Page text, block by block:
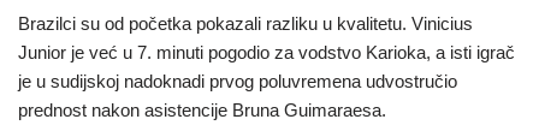
Brazilci su od početka pokazali razliku u kvalitetu. Vinicius
Junior je već u 7. minuti pogodio za vodstvo Karioka, a isti igrač
je u sudijskoj nadoknadi prvog poluvremena udvostručio
prednost nakon asistencije Bruna Guimaraesa.